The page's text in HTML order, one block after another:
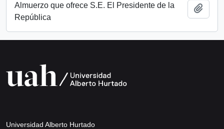
Almuerzo que ofrece S.E. El Presidente de la
República
Universidad Alberto Hurtado